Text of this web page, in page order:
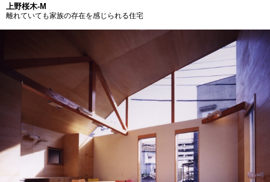
上野桜木-M
離れていても家族の存在を感じられる住宅